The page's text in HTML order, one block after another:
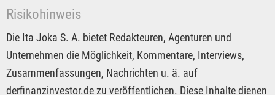
Risikohinweis
Die Ita Joka S. A. bietet Redakteuren, Agenturen und
Unternehmen die Möglichkeit, Kommentare, Interviews,
Zusammenfassungen, Nachrichten u. ä. auf
derfinanzinvestor.de zu veröffentlichen. Diese Inhalte dienen